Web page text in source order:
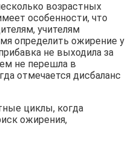
возрастных
особенности, что
учителям
определить ожирение у
не выходила за
не перешла в
отмечается дисбаланс
циклы, когда
ожирения,